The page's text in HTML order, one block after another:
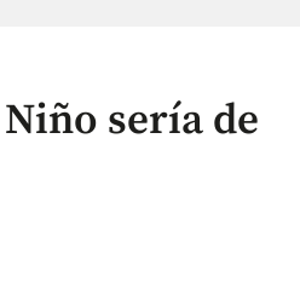
sería de